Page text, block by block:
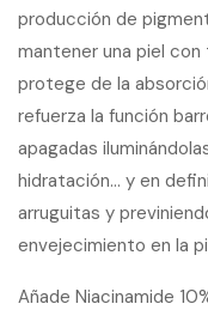
producción de
mantener una piel con
protege de la
refuerza la función
apagadas
hidratación… y en
arruguitas y
envejecimiento en la
Añade Niacinamide